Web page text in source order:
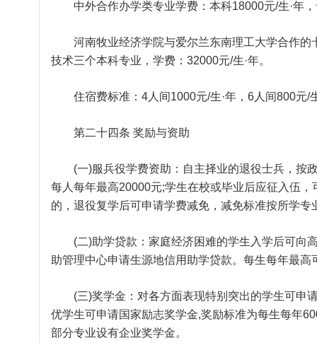
中外合作办学类专业学费：本科18000元/生·年，
河南牧业经济学院与爱尔兰东南理工大学合作的
技术三个本科专业，学费：32000元/生·年。
住宿费标准：4人间1000元/生·年，6人间800元/
第二十四条 奖励与资助
(一)服兵役学费资助：自主择业的退役士兵，按
每人每年最高20000元;学生在校或毕业后应征入伍
的，退役复学后可申请学费减免，减免标准按所学
(二)助学贷款：家庭经济困难的学生入学后可向高
助管理中心申请生源地信用助学贷款。每生每年最
(三)奖学金：对各方面表现特别突出的学生可申
优学生可申请国家励志奖学金,奖励标准为每生每年
部分专业设有企业奖学金。